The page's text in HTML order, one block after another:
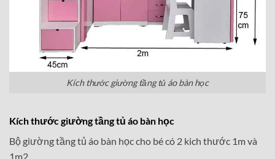
Kích thước giường tầng tủ áo bàn học
Kích thước giường tầng tủ áo bàn học
Bộ giường tầng tủ áo bàn học cho bé có 2 kich thước 1m và
1m2